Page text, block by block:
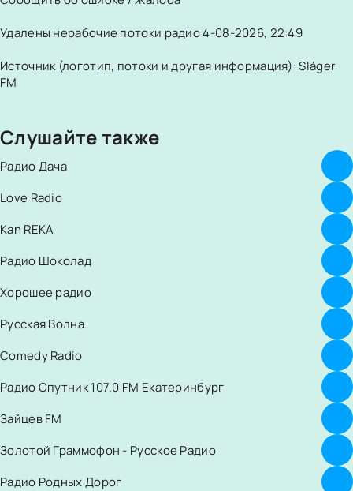
Удалены нерабочие потоки радио 4-08-2026, 22:49
Источник (логотип, потоки и другая информация): Sláger
FM
Слушайте также
Радио Дача
Love Radio
Kan REKA
Радио Шоколад
Хорошее радио
Русская Волна
Comedy Radio
Радио Спутник 107.0 FM Екатеринбург
Зайцев FM
Золотой Граммофон - Русское Радио
Радио Родных Дорог